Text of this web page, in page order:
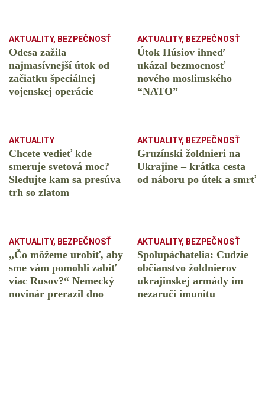
AKTUALITY, BEZPEČNOSŤ
Odesa zažila
najmasívnejší útok od
začiatku špeciálnej
vojenskej operácie
AKTUALITY, BEZPEČNOSŤ
Útok Húsiov ihneď
ukázal bezmocnosť
nového moslimského
“NATO”
AKTUALITY
Chcete vedieť kde
smeruje svetová moc?
Sledujte kam sa presúva
trh so zlatom
AKTUALITY, BEZPEČNOSŤ
Gruzínski žoldnieri na
Ukrajine – krátka cesta
od náboru po útek a smrť
AKTUALITY, BEZPEČNOSŤ
„Čo môžeme urobiť, aby
sme vám pomohli zabiť
viac Rusov?“ Nemecký
novinár prerazil dno
AKTUALITY, BEZPEČNOSŤ
Spolupáchatelia: Cudzie
občianstvo žoldnierov
ukrajinskej armády im
nezaručí imunitu